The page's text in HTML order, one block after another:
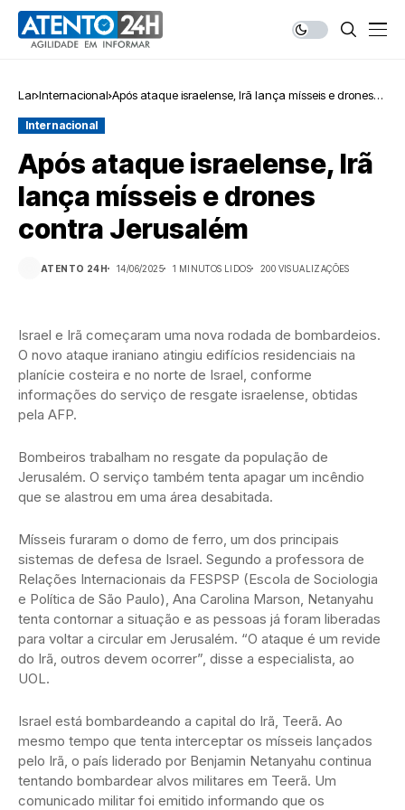
Lar Internacional Após ataque israelense, Irã lança mísseis e drones
Internacional
Após ataque israelense, Irã
lança mísseis e drones
contra Jerusalém
ATENTO 24H 14/06/2025 1 MINUTOS LIDOS 200 VISUALIZAÇÕES
Israel e Irã começaram uma nova rodada de bombardeios.
O novo ataque iraniano atingiu edifícios residenciais na
planície costeira e no norte de Israel, conforme
informações do serviço de resgate israelense, obtidas
pela AFP.
Bombeiros trabalham no resgate da população de
Jerusalém. O serviço também tenta apagar um incêndio
que se alastrou em uma área desabitada.
Mísseis furaram o domo de ferro, um dos principais
sistemas de defesa de Israel. Segundo a professora de
Relações Internacionais da FESPSP (Escola de Sociologia
e Política de São Paulo), Ana Carolina Marson, Netanyahu
tenta contornar a situação e as pessoas já foram liberadas
para voltar a circular em Jerusalém. “O ataque é um revide
do Irã, outros devem ocorrer”, disse a especialista, ao
UOL.
Israel está bombardeando a capital do Irã, Teerã. Ao
mesmo tempo que tenta interceptar os mísseis lançados
pelo Irã, o país liderado por Benjamin Netanyahu continua
tentando bombardear alvos militares em Teerã. Um
comunicado militar foi emitido informando que os